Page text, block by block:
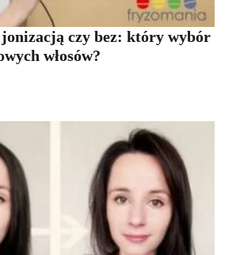
czy bez: który wybór
włosów?